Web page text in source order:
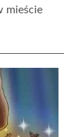
mieście